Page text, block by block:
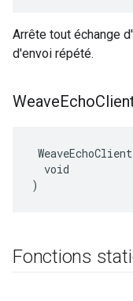
Arrête tout échange
d'envoi répété.
WeaveEcho
  void
)
Fonctions